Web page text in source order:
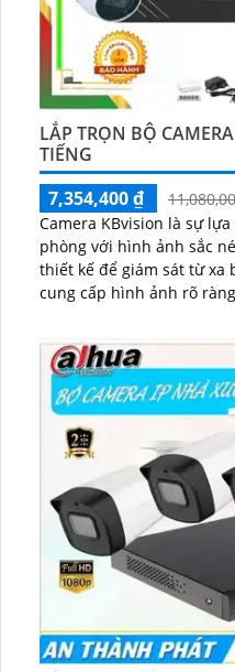
LẮP TRỌN BỘ
TIẾNG
7,354,400 ₫
Camera KBvision là sự
phòng với hình ảnh sắc nét
thiết kế để giám sát từ xa
cung cấp hình ảnh rõ